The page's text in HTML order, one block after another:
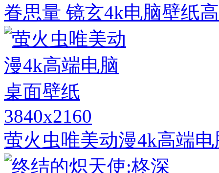
眷思量 镜玄4k电脑壁纸
3840x2160
萤火虫唯美动漫4k高端